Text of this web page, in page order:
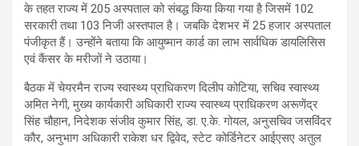
के तहत राज्य में 205 अस्पताल को संबद्ध किया किया गया है जिसमें 102
सरकारी तथा 103 निजी अस्तपाल है। जबकि देशभर में 25 हजार अस्पताल
पंजीकृत हैं। उन्होंने बताया कि आयुष्मान कार्ड का लाभ सार्वधिक डायलिसिस
एवं कैंसर के मरीजों ने उठाया।
बैठक में चेयरमैन राज्य स्वास्थ्य प्राधिकरण दिलीप कोटिया, सचिव स्वास्थ्य
अमित नेगी, मुख्य कार्यकारी अधिकारी राज्य स्वास्थ्य प्राधिकरण अरूणेंद्र
सिंह चौहान, निदेशक संजीव कुमार सिंह, डा. ए.के. गोयल, अनुसचिव जसविंदर
कौर, अनुभाग अधिकारी राकेश धर द्विवेद, स्टेट कोर्डिनेटर आईएसए अतुल